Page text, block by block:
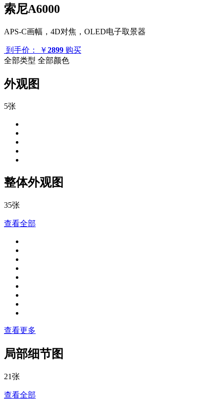
索尼A6000
APS-C画幅，4D对焦，OLED电子取景器
到手价： ￥2899 购买
全部类型 全部颜色
外观图
5张
整体外观图
35张
查看全部
查看更多
局部细节图
21张
查看全部